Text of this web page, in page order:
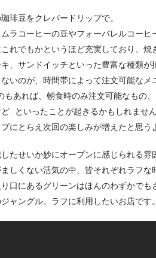
琲豆をクレバードリップで。
ラコーヒーの豆やフォーバレルコー
れでもかというほど充実しており、
、サンドイッチといった豊富な種類が
いのが、時間帯によって注文可能なメ
もあれば、朝食時のみ注文可能なもの
…といったことが起きるかもしれませ
にとらえ次回の楽しみが増えたと思う
たせいか妙にオープンに感じられる雰
しくない活気の中、皆それぞれラフな
口にあるグリーンはほんのわずかで
ャングル。ラフに利用したいお店です